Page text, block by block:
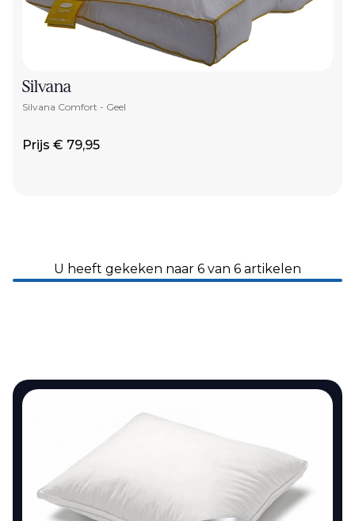
Silvana
Silvana Comfort - Geel
Prijs € 79,95
U heeft gekeken naar 6 van 6 artikelen